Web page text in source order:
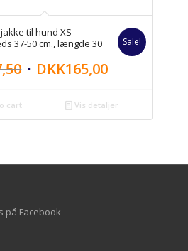
til hund XS
37-50 cm., længde 30
DKK165,00
Sale!
cart Vis detaljer
på Facebook